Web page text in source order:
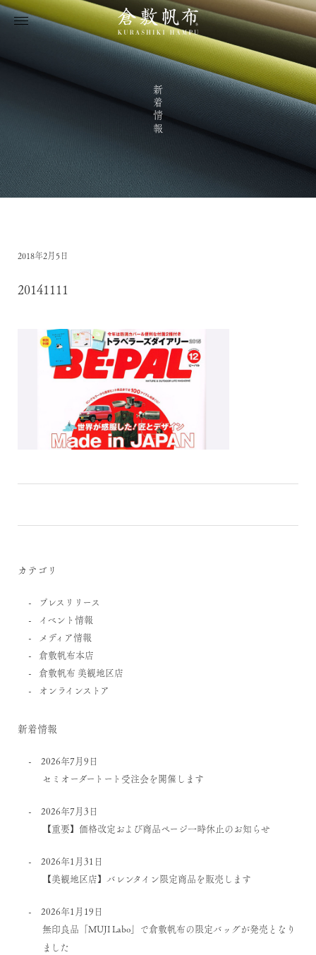
新着情報
2018年2月5日
20141111
カテゴリ
プレスリリース
イベント情報
メディア情報
倉敷帆布本店
倉敷帆布 美観地区店
オンラインストア
新着情報
2026年7月9日
セミオーダートート受注会を開催します
2026年7月3日
【重要】価格改定および商品ページ一時休止のお知らせ
2026年1月31日
【美観地区店】バレンタイン限定商品を販売します
2026年1月19日
無印良品「MUJI Labo」で倉敷帆布の限定バッグが発売となり
ました